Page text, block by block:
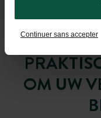
Continuer sans accepter
OM UW